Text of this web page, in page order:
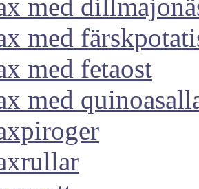
med
med
med fetaost
med